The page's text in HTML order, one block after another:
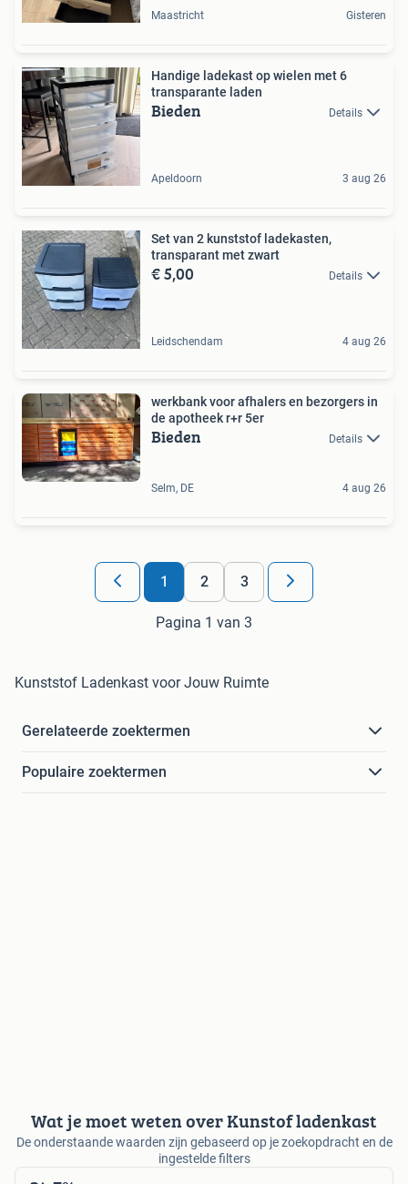
Maastricht Gisteren
Handige ladekast op wielen met 6
transparante laden
Bieden Details
Apeldoorn 3 aug 26
Set van 2 kunststof ladekasten,
transparant met zwart
€ 5,00 Details
Leidschendam 4 aug 26
werkbank voor afhalers en bezorgers in
de apotheek r+r 5er
Bieden Details
Selm, DE 4 aug 26
1 2 3
Pagina 1 van 3
Kunststof Ladenkast voor Jouw Ruimte
Gerelateerde zoektermen
Populaire zoektermen
Wat je moet weten over Kunstof ladenkast
De onderstaande waarden zijn gebaseerd op je zoekopdracht en de
ingestelde filters